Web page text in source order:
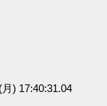
) 17:40:31.04